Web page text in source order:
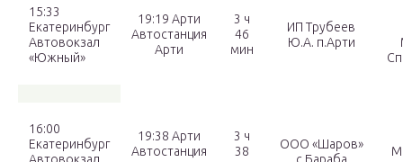
15:33
Екатеринбург
Автовокзал
«Южный»
19:19 Арти
Автостанция
Арти
3 ч
46
мин
ИП Трубеев
Ю.А. п.Арти
16:00
Екатеринбург
19:38 Арти
Автостанция
3 ч
38
ООО «Шаров»